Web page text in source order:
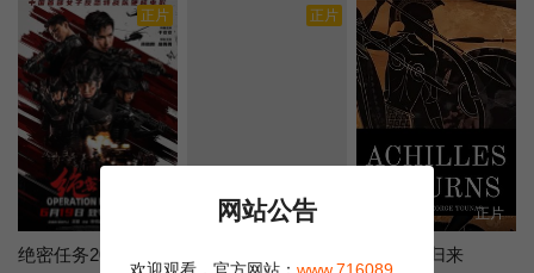
穿著黑衣,全身慘白的不明人士出現在威爾森家,開始威脅他們並跟蹤
他們..
正片
绝密任务2026
正片
HD 正片
阿喀琉斯归来
网站公告